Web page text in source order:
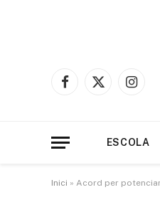
Facebook
X
ESCOLA
Inici » Acord per